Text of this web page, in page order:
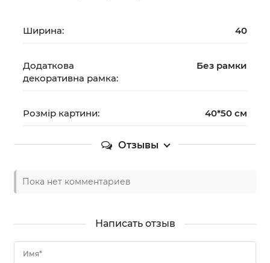
Ширина: 40
Додаткова
декоративна рамка:
Без рамки
Розмір картини: 40*50 см
Отзывы
Пока нет комментариев
Написать отзыв
Имя*